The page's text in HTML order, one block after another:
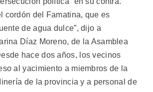
cordón del Famatina, que es
de agua dulce”, dijo a
Díaz Moreno, de la Asamblea
hace dos años, los vecinos
al yacimiento a miembros de la
de la provincia y a personal de